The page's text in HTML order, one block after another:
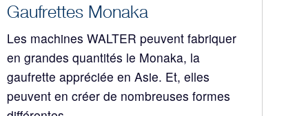
Gaufrettes Monaka
Les machines WALTER peuvent fabriquer
en grandes quantités le Monaka, la
gaufrette appréciée en Asie. Et, elles
peuvent en créer de nombreuses formes